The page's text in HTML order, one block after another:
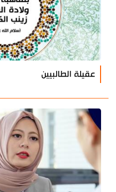
عقيلة الطالبيين